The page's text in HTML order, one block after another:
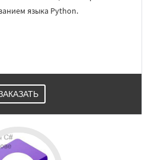
языка Python.